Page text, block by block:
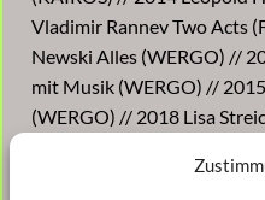
Vladimir Rannev Two Acts
Newski Alles (WERGO) //
mit Musik (WERGO) //
(WERGO) // 2018 Lisa
(WERGO) // 2020 Mark